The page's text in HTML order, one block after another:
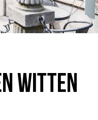
WITTEN